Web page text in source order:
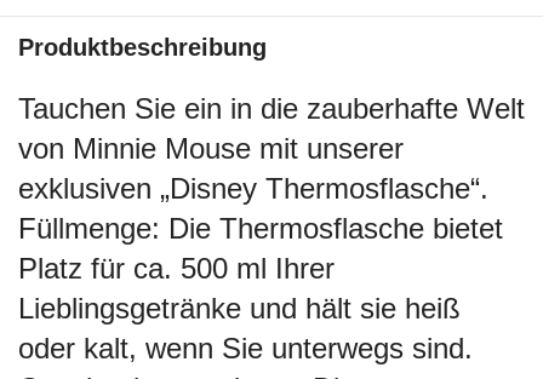
Produktbeschreibung
Tauchen Sie ein in die zauberhafte Welt
von Minnie Mouse mit unserer
exklusiven „Disney Thermosflasche“.
Füllmenge: Die Thermosflasche bietet
Platz für ca. 500 ml Ihrer
Lieblingsgetränke und hält sie heiß
oder kalt, wenn Sie unterwegs sind.